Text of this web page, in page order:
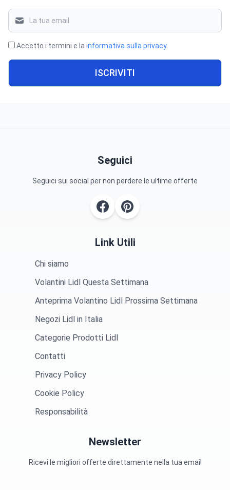
Accetto i termini e lainformativa sulla privacy.
ISCRIVITI
Seguici
Seguici sui social per non perdere le ultime offerte
Link Utili
Chi siamo
Volantini Lidl Questa Settimana
Anteprima Volantino Lidl Prossima Settimana
Negozi Lidl in Italia
Categorie Prodotti Lidl
Contatti
Privacy Policy
Cookie Policy
Responsabilità
Newsletter
Ricevi le migliori offerte direttamente nella tua email